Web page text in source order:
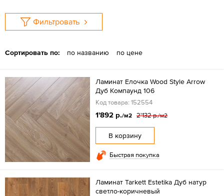
Фильтровать
Сортировать по: по названию по цене
Ламинат Елочка Wood Style Arrow
Дуб Компаунд 106
Код товара: 152554
1'892 р./м2 2'132 р./м2
В корзину
Быстрая покупка
Ламинат Tarkett Estetika Дуб натур
светло-коричневый